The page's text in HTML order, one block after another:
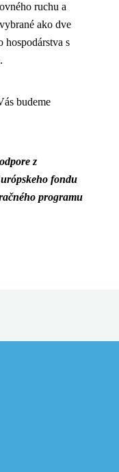
ruchu a
ako dve
hospodárstva s
budeme
z
fondu
programu